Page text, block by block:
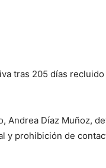
tras 205 días
Andrea Díaz Muñoz,
y prohibición de